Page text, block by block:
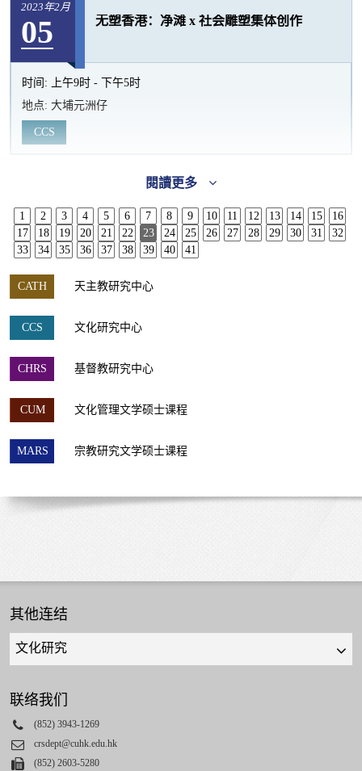
2023年2月
05 无塑香港：净滩 x 社会雕塑集体创作
时间:
上午9时 - 下午5时
地点: 大埔元洲仔
CCS
閱讀更多
1 2 3 4 5 6 7 8 9 10 11 12 13 14 15
16
17
18 19 20 21 22 23 24 25 26 27 28 29 30 31
32
33
34 35 36 37 38 39 40 41
CATH 天主教研究中心
CCS 文化研究中心
CHRS 基督教研究中心
CUM 文化管理文学硕士课程
MARS 宗教研究文学硕士课程
其他连结
Quick
links
select
联络我们
Phone
(852) 3943-1269
Email
crsdept@cuhk.edu.hk
Fax(852) 2603-5280